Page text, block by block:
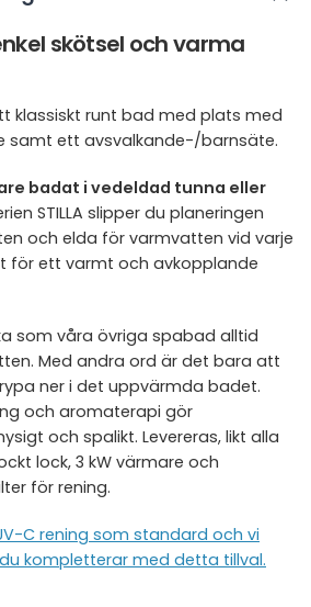
skötsel och varma
klassiskt runt bad med plats med
samt ett avsvalkande-/barnsäte.
badat i vedeldad tunna eller
STILLA slipper du planeringen
och elda för varmvatten vid varje
för ett varmt och avkopplande
som våra övriga spabad alltid
Med andra ord är det bara att
ner i det uppvärmda badet.
och aromaterapi gör
och spalikt. Levereras, likt alla
lock, 3 kW värmare och
för rening.
C rening som standard och vi
kompletterar med detta tillval.